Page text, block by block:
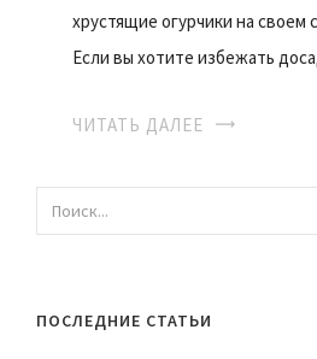
хрустящие огурчики на своем
Если вы хотите избежать
ЧИТАТЬ ДАЛЕЕ
ПОСЛЕДНИЕ СТАТЬИ